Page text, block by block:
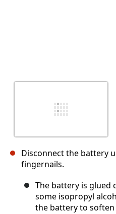
Disconnect the battery
fingernails.
The battery is glued
some isopropyl
the battery to soften